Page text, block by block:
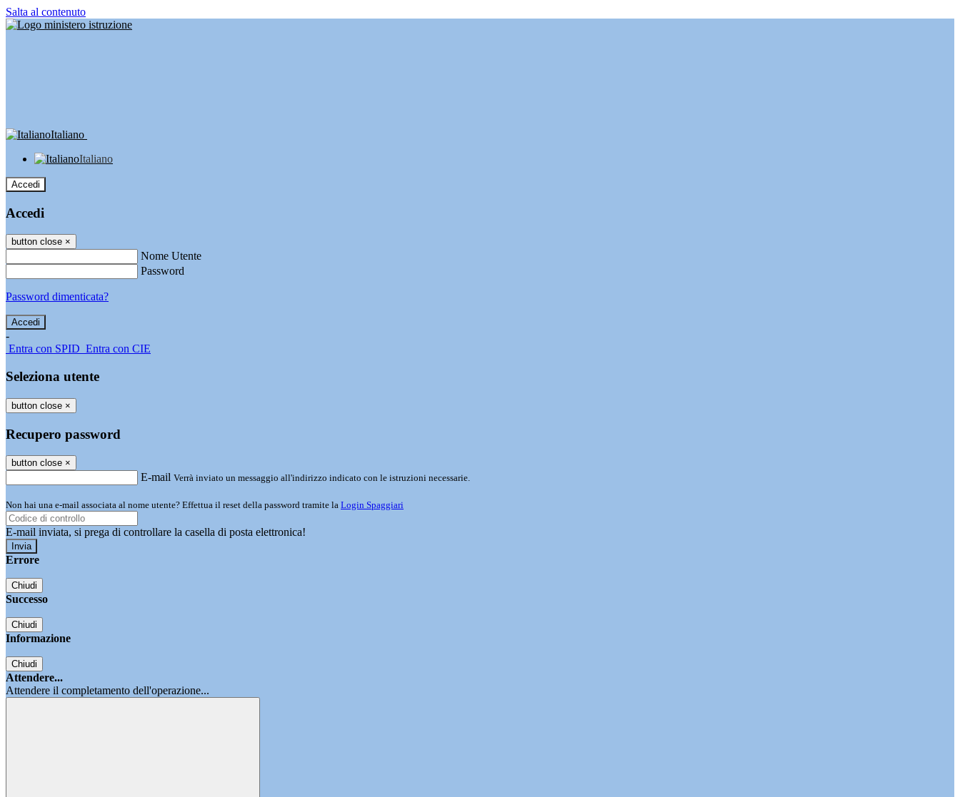
Salta al contenuto
Italiano
Italiano
Accedi
Accedi
button close ×
Nome Utente
Password
Password dimenticata?
-
Entra con SPID Entra con CIE
Seleziona utente
button close ×
Recupero password
button close ×
E-mail Verrà inviato un messaggio all'indirizzo indicato con le istruzioni necessarie.
Non hai una e-mail associata al nome utente? Effettua il reset della password tramite la Login Spaggiari
E-mail inviata, si prega di controllare la casella di posta elettronica!
Errore
Chiudi
Successo
Chiudi
Informazione
Chiudi
Attendere...
Attendere il completamento dell'operazione...